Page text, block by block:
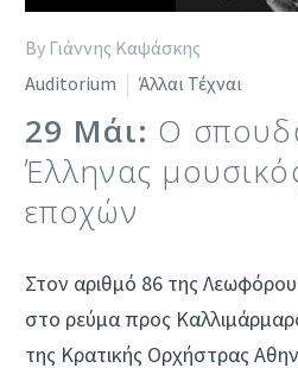
By Γιάννης Καψάσκης
Auditorium
Άλλαι Τέχναι
29 Μάι: Ο
Έλληνας
εποχών
Στον αριθμό 86 της
στο ρεύμα προς
της Κρατικής Ορχήστρας